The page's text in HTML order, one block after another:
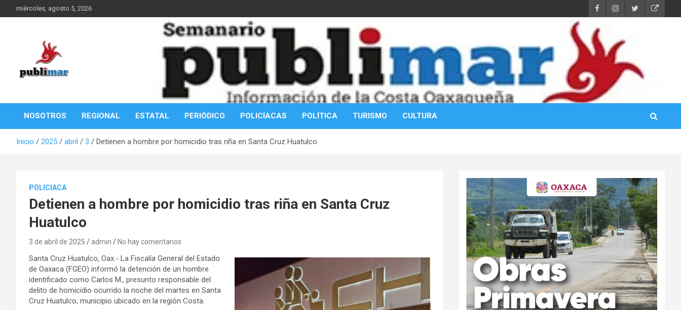
al
miércoles, agosto 5, 2026
PubliMar
NOSOTROS REGIONAL ESTATAL PERIÓDICO POLICÍACAS POLÍTICA TURISMO CULTURA
Inicio 2025 abril 3 Detienen a hombre por homicidio tras riña en Santa Cruz Huatulco
POLICIACA
Detienen a hombre por homicidio tras riña en Santa Cruz
Huatulco
3 de abril de 2025 admin No hay comentarios
Santa Cruz Huatulco, Oax.- La Fiscalía General del Estado
de Oaxaca (FGEO) informó la detención de un hombre
identificado como Carlos M., presunto responsable del
delito de homicidio ocurrido la noche del martes en Santa
Cruz Huatulco, municipio ubicado en la región Costa.